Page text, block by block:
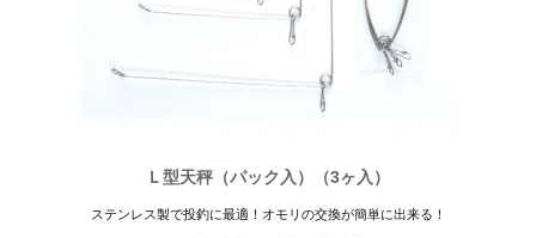
Ｌ型天秤（パック入）（3ヶ入）
ステンレス製で投釣に最適！オモリの交換が簡単に出来る！